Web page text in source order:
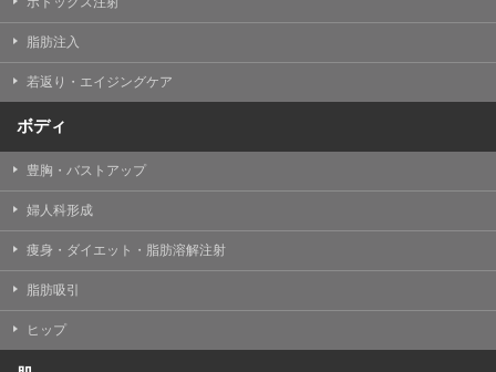
脂肪注入
若返り・エイジングケア
ボディ
豊胸・バストアップ
婦人科形成
痩身・ダイエット・脂肪溶解注射
脂肪吸引
ヒップ